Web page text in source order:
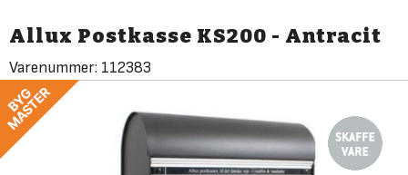
Allux Postkasse KS200 - Antracit
Varenummer: 112383